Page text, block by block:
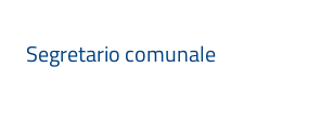
Segretario comunale